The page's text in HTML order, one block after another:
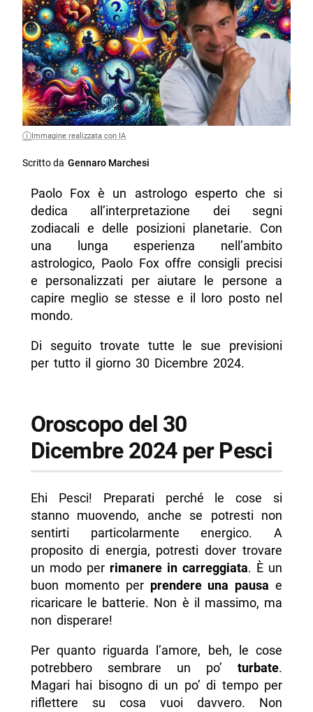
Immagine realizzata con IA
Scritto da Gennaro Marchesi
Paolo Fox è un astrologo esperto che si
dedica all’interpretazione dei segni
zodiacali e delle posizioni planetarie. Con
una lunga esperienza nell’ambito
astrologico, Paolo Fox offre consigli precisi
e personalizzati per aiutare le persone a
capire meglio se stesse e il loro posto nel
mondo.
Di seguito trovate tutte le sue previsioni
per tutto il giorno 30 Dicembre 2024.
Oroscopo del 30
Dicembre 2024 per Pesci
Ehi Pesci! Preparati perché le cose si
stanno muovendo, anche se potresti non
sentirti particolarmente energico. A
proposito di energia, potresti dover trovare
un modo per rimanere in carreggiata. È un
buon momento per prendere una pausa e
ricaricare le batterie. Non è il massimo, ma
non disperare!
Per quanto riguarda l’amore, beh, le cose
potrebbero sembrare un po’turbate.
Magari hai bisogno di un po’ di tempo per
riflettere su cosa vuoi davvero. Non